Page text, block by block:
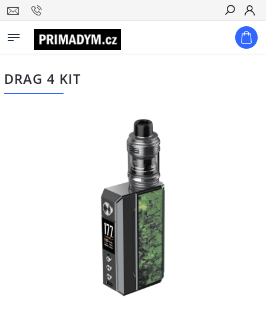
Hledat
DRAG 4 KIT